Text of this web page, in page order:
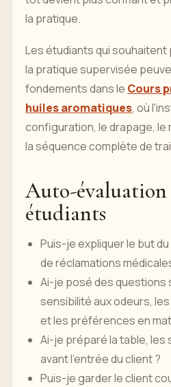
la pratique.
Les étudiants qui souhaitent
la pratique supervisée
fondements dans le Cours
huiles aromatiques, où
configuration, le drapage, le
la séquence complète de
Auto-évaluation
étudiants
Puis-je expliquer le but
de réclamations
Ai-je posé des questions
sensibilité aux odeurs,
et les préférences en
Ai-je préparé la table, les
avant l'entrée du client ?
Puis-je garder le client